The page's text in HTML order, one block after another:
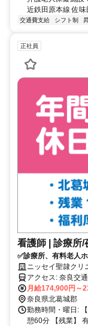
近鉄田原本線 佐
交通費支給 シフト制
正社員
看護師 | 診療所/
✅診療所、有料老人
✅夜勤あり ✅年間
ニッセイ聖隷クリ
アクセス
月給174,900円～
奈良県北葛城郡
勤務時間・曜日:
憩60分 【残業】